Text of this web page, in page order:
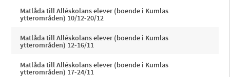
Matlåda till Alléskolans elever (boende i Kumlas
ytterområden) 10/12-20/12
Matlåda till Alléskolans elever (boende i Kumlas
ytterområden) 12-16/11
Matlåda till Alléskolans elever (boende i Kumlas
ytterområden) 17-24/11